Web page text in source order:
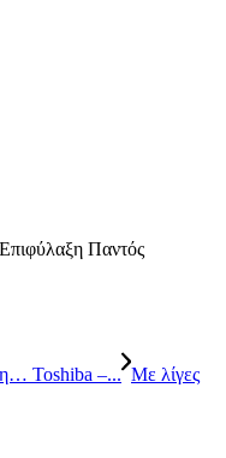
Παντός
Toshiba –... Με λίγες